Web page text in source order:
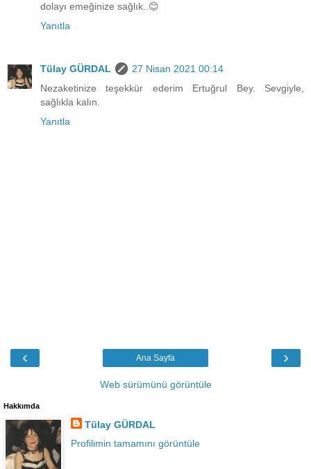
dolayı emeğinize sağlık..😊
Yanıtla
Tülay GÜRDAL
27 Nisan 2021 00:14
Nezaketinize teşekkür ederim Ertuğrul Bey. Sevgiyle,
sağlıkla kalın.
Yanıtla
‹ ›
Ana Sayfa
Web sürümünü görüntüle
Hakkımda
Tülay GÜRDAL
Profilimin tamamını görüntüle